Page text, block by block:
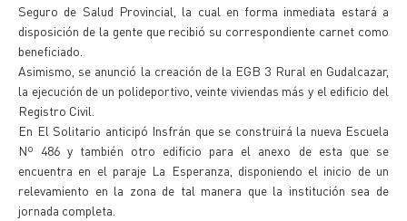
Seguro de Salud Provincial, la cual en forma inmediata estará a
disposición de la gente que recibió su correspondiente carnet como
beneficiado.
Asimismo, se anunció la creación de la EGB 3 Rural en Gudalcazar,
la ejecución de un polideportivo, veinte viviendas más y el edificio del
Registro Civil.
En El Solitario anticipó Insfrán que se construirá la nueva Escuela
Nº 486 y también otro edificio para el anexo de esta que se
encuentra en el paraje La Esperanza, disponiendo el inicio de un
relevamiento en la zona de tal manera que la institución sea de
jornada completa.